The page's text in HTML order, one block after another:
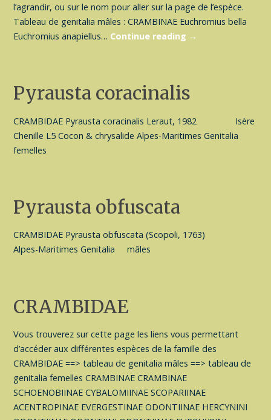
l’agrandir, ou sur le nom pour aller sur la page de l’espèce.
Tableau de genitalia mâles : CRAMBINAE Euchromius bella
Euchromius anapiellus… Continue reading →
Pyrausta coracinalis
CRAMBIDAE Pyrausta coracinalis Leraut, 1982 Isère
Chenille L5 Cocon & chrysalide Alpes-Maritimes Genitalia
femelles
Pyrausta obfuscata
CRAMBIDAE Pyrausta obfuscata (Scopoli, 1763)
Alpes-Maritimes Genitalia mâles
CRAMBIDAE
Vous trouverez sur cette page les liens vous permettant
d’accéder aux différentes espèces de la famille des
CRAMBIDAE ==> tableau de genitalia mâles ==> tableau de
genitalia femelles CRAMBINAE CRAMBINAE
SCHOENOBIINAE CYBALOMIINAE SCOPARIINAE
ACENTROPINAE EVERGESTINAE ODONTIINAE HERCYNINI